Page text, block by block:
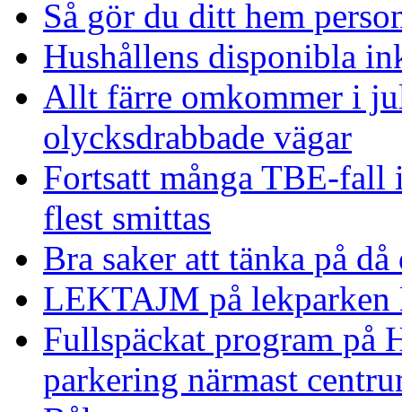
Så gör du ditt hem
Hushållens disponibla
Allt färre omkommer i
olycksdrabbade vägar
Fortsatt många TBE-fall
flest smittas
Bra saker att tänka på
LEKTAJM på lekparken
Fullspäckat program på
parkering närmast